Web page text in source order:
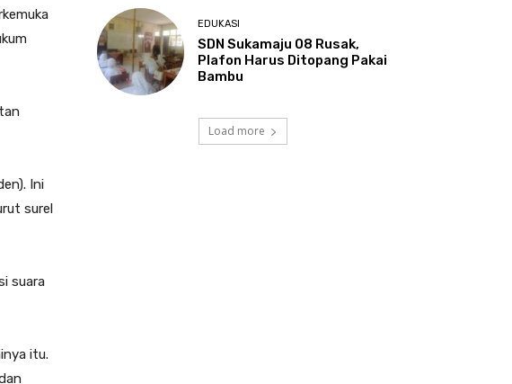
Ini
surel
suara
itu.
EDUKASI
SDN Sukamaju 08 Rusak,
Plafon Harus Ditopang Pakai
Bambu
Load more